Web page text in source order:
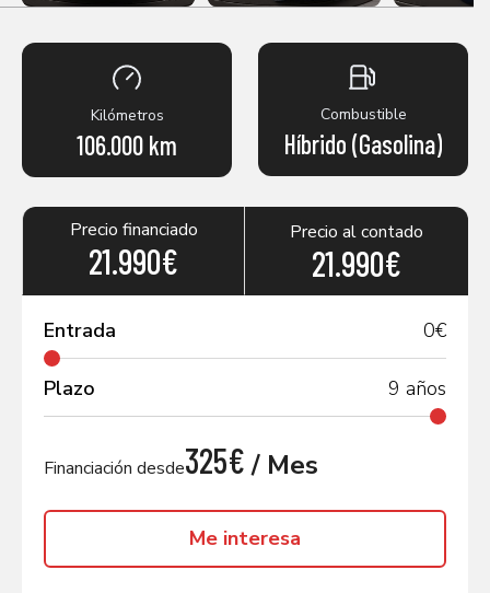
Kilómetros
106.000 km
Combustible
Híbrido (Gasolina)
Precio financiado
21.990€
Precio al contado
21.990€
Entrada 0€
Plazo 9 años
Financiación desde325€ / Mes
Me interesa